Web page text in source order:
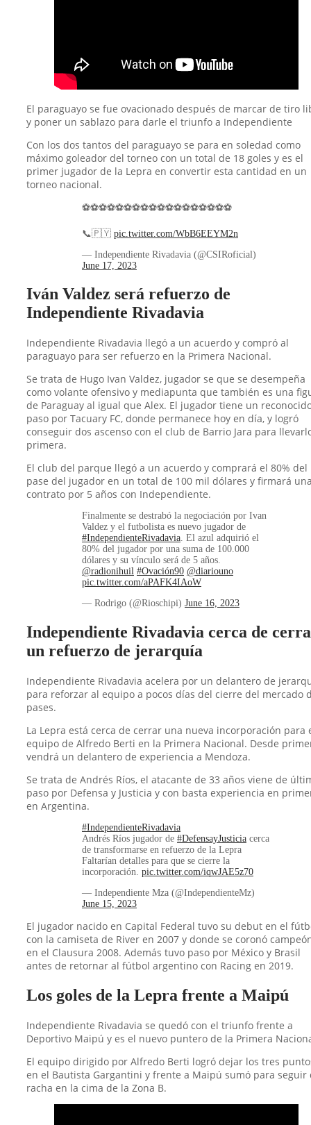
El paraguayo se fue ovacionado después de marcar de tiro
y poner un sablazo para darle el triunfo a Independiente
Con los dos tantos del paraguayo se para en soledad como
máximo goleador del torneo con un total de 18 goles y es el
primer jugador de la Lepra en convertir esta cantidad en un
torneo nacional.
⚽️⚽️⚽️⚽️⚽️⚽️⚽️⚽️⚽️⚽️⚽️⚽️⚽️⚽️⚽️⚽️⚽️⚽️
📞🇵🇾 pic.twitter.com/WbB6EEYM2n
— Independiente Rivadavia (@CSIRoficial)
June 17, 2023
Iván Valdez será refuerzo de
Independiente Rivadavia
Independiente Rivadavia llegó a un acuerdo y compró al
paraguayo para ser refuerzo en la Primera Nacional.
Se trata de Hugo Ivan Valdez, jugador se que se desempeña
como volante ofensivo y mediapunta que también es una
de Paraguay al igual que Alex. El jugador tiene un
paso por Tacuary FC, donde permanece hoy en día, y logró
conseguir dos ascenso con el club de Barrio Jara para
primera.
El club del parque llegó a un acuerdo y comprará el 80% del
pase del jugador en un total de 100 mil dólares y firmará
contrato por 5 años con Independiente.
Finalmente se destrabó la negociación por Ivan
Valdez y el futbolista es nuevo jugador de
#IndependienteRivadavia. El azul adquirió el
80% del jugador por una suma de 100.000
dólares y su vínculo será de 5 años.
@radionihuil #Ovación90 @diariouno
pic.twitter.com/aPAFK4IAoW
— Rodrigo (@Rioschipi) June 16, 2023
Independiente Rivadavia cerca de
un refuerzo de jerarquía
Independiente Rivadavia acelera por un delantero de
para reforzar al equipo a pocos días del cierre del mercado
pases.
La Lepra está cerca de cerrar una nueva incorporación para
equipo de Alfredo Berti en la Primera Nacional. Desde
vendrá un delantero de experiencia a Mendoza.
Se trata de Andrés Ríos, el atacante de 33 años viene de
paso por Defensa y Justicia y con basta experiencia en
en Argentina.
#IndependienteRivadavia
Andrés Ríos jugador de #DefensayJusticia cerca
de transformarse en refuerzo de la Lepra
Faltarían detalles para que se cierre la
incorporación. pic.twitter.com/iqwJAE5z70
— Independiente Mza (@IndependienteMz)
June 15, 2023
El jugador nacido en Capital Federal tuvo su debut en el
con la camiseta de River en 2007 y donde se coronó
en el Clausura 2008. Además tuvo paso por México y Brasil
antes de retornar al fútbol argentino con Racing en 2019.
Los goles de la Lepra frente a Maipú
Independiente Rivadavia se quedó con el triunfo frente a
Deportivo Maipú y es el nuevo puntero de la Primera
El equipo dirigido por Alfredo Berti logró dejar los tres
en el Bautista Gargantini y frente a Maipú sumó para seguir
racha en la cima de la Zona B.